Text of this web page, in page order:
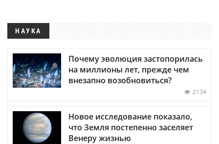
НАУКА
Почему эволюция застопорилась
на миллионы лет, прежде чем
внезапно возобновиться?
2134
Новое исследование показало,
что Земля постепенно заселяет
Венеру жизнью